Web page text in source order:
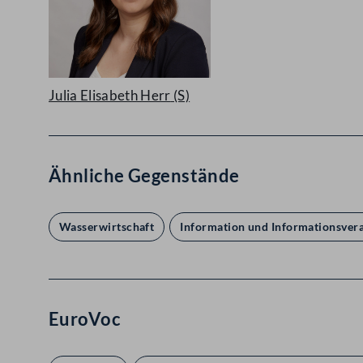
Julia Elisabeth Herr (S)
Ähnliche Gegenstände
Wasserwirtschaft Information und
EuroVoc